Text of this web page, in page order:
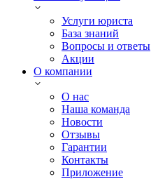
Услуги юриста
База знаний
Вопросы и ответы
Акции
О компании
О нас
Наша команда
Новости
Отзывы
Гарантии
Контакты
Приложение